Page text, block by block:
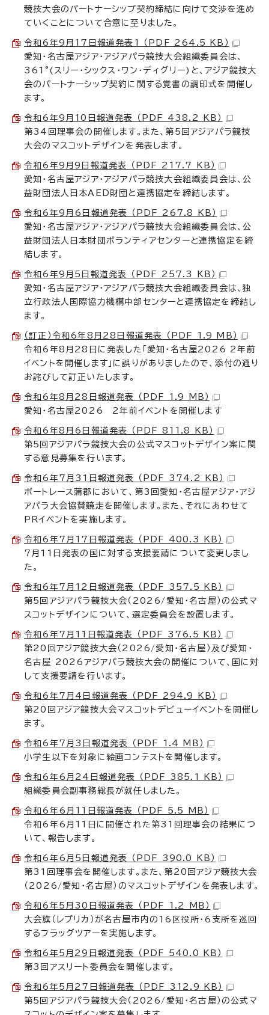
競技大会のパートナーシップ契約締結に向けて交渉を進め
ていくことについて合意に至りました。
令和6年9月17日報道発表1 （PDF 264.5 KB）
愛知・名古屋アジア・アジアパラ競技大会組織委員会は、
361°(スリー・シックス・ワン・ディグリー)と、アジア競技大
会のパートナーシップ契約に関する覚書の調印式を開催し
ます。
令和6年9月10日報道発表 （PDF 438.2 KB）
第34回理事会の開催します。また、第5回アジアパラ競技
大会のマスコットデザインを発表します。
令和6年9月9日報道発表 （PDF 217.7 KB）
愛知・名古屋アジア・アジアパラ競技大会組織委員会は、公
益財団法人日本AED財団と連携協定を締結します。
令和6年9月6日報道発表 （PDF 267.8 KB）
愛知・名古屋アジア・アジアパラ競技大会組織委員会は、公
益財団法人日本財団ボランティアセンターと連携協定を締
結します。
令和6年9月5日報道発表 （PDF 257.3 KB）
愛知・名古屋アジア・アジアパラ競技大会組織委員会は、独
立行政法人国際協力機構中部センターと連携協定を締結し
ます。
（訂正）令和6年8月28日報道発表 （PDF 1.9 MB）
令和6年8月28日に発表した「愛知・名古屋2026 2年前
イベントを開催します」に誤りがありましたので、添付の通り
お詫びして訂正いたします。
令和6年8月28日報道発表 （PDF 1.9 MB）
愛知・名古屋2026 2年前イベントを開催します
令和6年8月6日報道発表 （PDF 811.8 KB）
第5回アジアパラ競技大会の公式マスコットデザイン案に関
する意見募集を行います。
令和6年7月31日報道発表 （PDF 374.2 KB）
ボートレース蒲郡において、第3回愛知・名古屋アジア・アジ
アパラ大会協賛競走を開催します。また、それにあわせて
PRイベントを実施します。
令和6年7月17日報道発表 （PDF 400.3 KB）
7月11日発表の国に対する支援要請について変更しまし
た。
令和6年7月12日報道発表 （PDF 357.5 KB）
第5回アジアパラ競技大会（2026/愛知・名古屋）の公式マ
スコットデザインについて、選定委員会を設置します。
令和6年7月11日報道発表 （PDF 376.5 KB）
第20回アジア競技大会（2026/愛知・名古屋）及び愛知・
名古屋 2026アジアパラ競技大会の開催について、国に対
して支援要請を行います。
令和6年7月4日報道発表 （PDF 294.9 KB）
第20回アジア競技大会マスコットデビューイベントを開催し
ます。
令和6年7月3日報道発表 （PDF 1.4 MB）
小学生以下を対象に絵画コンテストを開催します。
令和6年6月24日報道発表 （PDF 385.1 KB）
組織委員会副事務総長が就任しました。
令和6年6月11日報道発表 （PDF 5.5 MB）
令和6年6月11日に開催された第31回理事会の結果につ
いて、報告します。
令和6年6月5日報道発表 （PDF 390.0 KB）
第31回理事会を開催します。また、第20回アジア競技大会
（2026/愛知・名古屋）のマスコットデザインを発表します。
令和6年5月30日報道発表 （PDF 1.2 MB）
大会旗（レプリカ）が名古屋市内の16区役所・6支所を巡回
するフラッグツアーを実施します。
令和6年5月29日報道発表 （PDF 540.0 KB）
第3回アスリート委員会を開催します。
令和6年5月27日報道発表 （PDF 312.9 KB）
第5回アジアパラ競技大会（2026/愛知・名古屋）の公式マ